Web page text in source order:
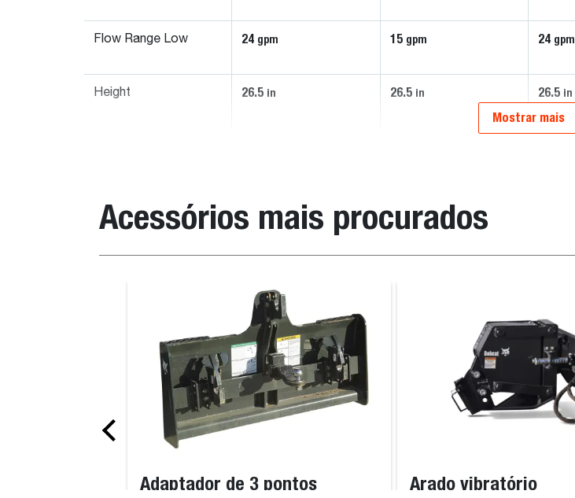
Flow Range Low 24 gpm 15 gpm 24 gpm
Height 26.5 in 26.5 in 26.5 in
Mostrar mais
Acessórios mais procurados
Adaptador de 3 pontos Arado vibratório